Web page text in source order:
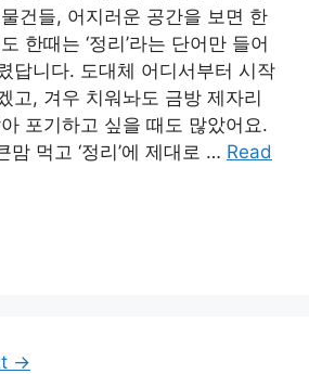
건들, 어지러운 공간을 보면 한
한때는 ‘정리’라는 단어만 들어
답니다. 도대체 어디서부터 시작
고, 겨우 치워놔도 금방 제자리
포기하고 싶을 때도 많았어요.
맘 먹고 ‘정리’에 제대로 … Read
→